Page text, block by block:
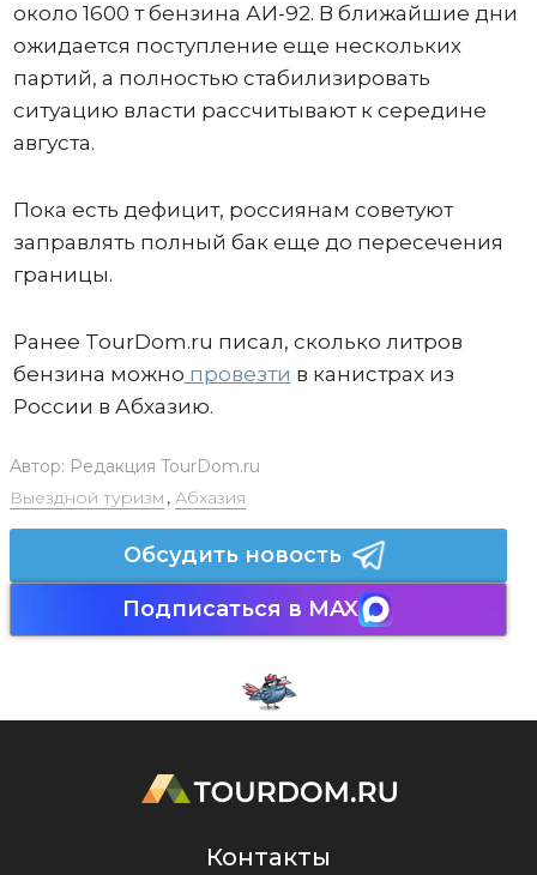
около 1600 т бензина АИ-92. В ближайшие дни
ожидается поступление еще нескольких
партий, а полностью стабилизировать
ситуацию власти рассчитывают к середине
августа.
Пока есть дефицит, россиянам советуют
заправлять полный бак еще до пересечения
границы.
Ранее TourDom.ru писал, сколько литров
бензина можно провезти в канистрах из
России в Абхазию.
Автор: Редакция TourDom.ru
Выездной туризм , Абхазия
Обсудить новость
Подписаться в MAX
Контакты